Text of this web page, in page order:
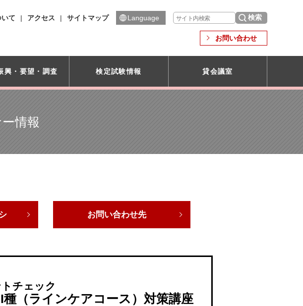
て アクセス サイトマップ Language
お問い合わせ
興・ 要望・調査 検定試験情報 貸会議室
情報
お問い合わせ先
チェック
（ラインケアコース）対策講座